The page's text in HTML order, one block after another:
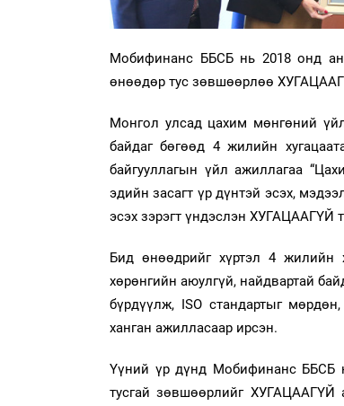
Мобифинанс ББСБ нь 2018 онд
өнөөдөр тус зөвшөөрлөө
Монгол улсад цахим мөнгөний
байдаг бөгөөд 4 жилийн
байгууллагын үйл ажиллагаа
эдийн засагт үр дүнтэй эсэх,
эсэх зэрэгт үндэслэн ХУГАЦААГҮЙ
Бид өнөөдрийг хүртэл 4 жилийн
хөрөнгийн аюулгүй, найдвартай
бүрдүүлж, ISO стандартыг
ханган ажилласаар ирсэн.
Үүний үр дүнд Мобифинанс ББСБ
тусгай зөвшөөрлийг ХУГАЦААГҮЙ